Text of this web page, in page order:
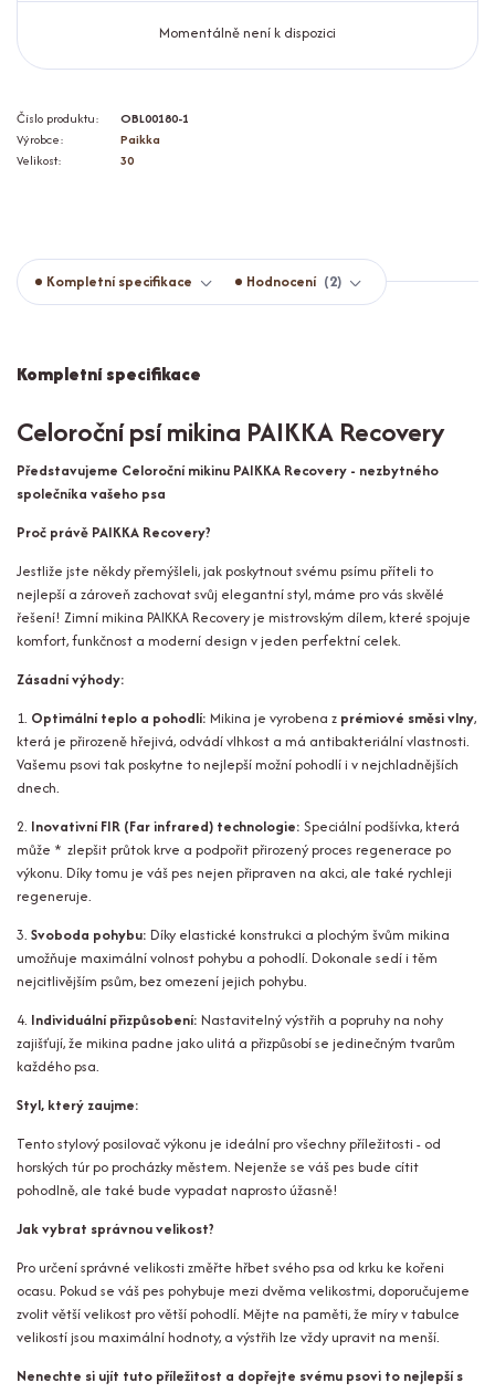
Momentálně není k dispozici
Číslo produktu:
OBL00180-1
Výrobce:
Paikka
Velikost:
30
Kompletní specifikace Hodnocení 2
Kompletní specifikace
Celoroční psí mikina PAIKKA Recovery
Představujeme Celoroční mikinu PAIKKA Recovery - nezbytného
společníka vašeho psa
Proč právě PAIKKA Recovery?
Jestliže jste někdy přemýšleli, jak poskytnout svému psímu příteli to
nejlepší a zároveň zachovat svůj elegantní styl, máme pro vás skvělé
řešení! Zimní mikina PAIKKA Recovery je mistrovským dílem, které spojuje
komfort, funkčnost a moderní design v jeden perfektní celek.
Zásadní výhody:
1. Optimální teplo a pohodlí: Mikina je vyrobena z prémiové směsi vlny,
která je přirozeně hřejivá, odvádí vlhkost a má antibakteriální vlastnosti.
Vašemu psovi tak poskytne to nejlepší možní pohodlí i v nejchladnějších
dnech.
2. Inovativní FIR (Far infrared) technologie: Speciální podšívka, která
může * zlepšit průtok krve a podpořit přirozený proces regenerace po
výkonu. Díky tomu je váš pes nejen připraven na akci, ale také rychleji
regeneruje.
3. Svoboda pohybu: Díky elastické konstrukci a plochým švům mikina
umožňuje maximální volnost pohybu a pohodlí. Dokonale sedí i těm
nejcitlivějším psům, bez omezení jejich pohybu.
4. Individuální přizpůsobení: Nastavitelný výstřih a popruhy na nohy
zajišťují, že mikina padne jako ulitá a přizpůsobí se jedinečným tvarům
každého psa.
Styl, který zaujme:
Tento stylový posilovač výkonu je ideální pro všechny příležitosti - od
horských túr po procházky městem. Nejenže se váš pes bude cítit
pohodlně, ale také bude vypadat naprosto úžasně!
Jak vybrat správnou velikost?
Pro určení správné velikosti změřte hřbet svého psa od krku ke kořeni
ocasu. Pokud se váš pes pohybuje mezi dvěma velikostmi, doporučujeme
zvolit větší velikost pro větší pohodlí. Mějte na paměti, že míry v tabulce
velikostí jsou maximální hodnoty, a výstřih lze vždy upravit na menší.
Nenechte si ujít tuto příležitost a dopřejte svému psovi to nejlepší s